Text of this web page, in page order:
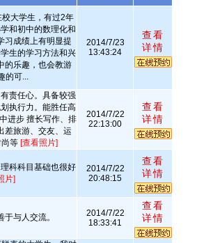
大学生，有过2年
和初中的数理化和
习成绩上有明显提
生的学习方法和兴
的乐趣，也会教游
的可...
2014/7/23
13:43:24
查看
详情
责任心。具备较强
执行力。能胜任高
进步 擅长写作、排
差旅游、交友、运
等 [查看照片]
2014/7/22
22:13:00
查看
详情
科科目基础也很好
片]
2014/7/22
20:48:15
查看
详情
与人交流。
2014/7/22
18:33:41
查看
详情